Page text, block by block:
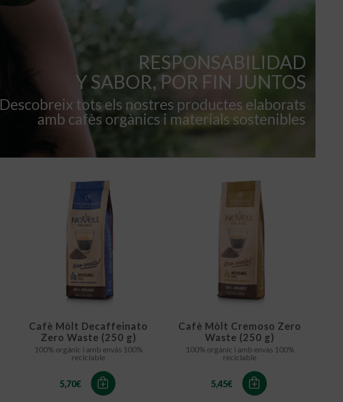
RESPONSABILIDAD
Y SABOR, POR FIN JUNTOS
Descobreix tots els nostres productes elaborats
amb cafès orgànics i materials sostenibles
5,70€
Cafè Mòlt Decaffeinato
Zero Waste (250 g)
100% orgànic i amb envàs 100%
reciclable
5,45€
Cafè Mòlt Cremoso Zero
Waste (250 g)
100% orgànic i amb envàs 100%
reciclable